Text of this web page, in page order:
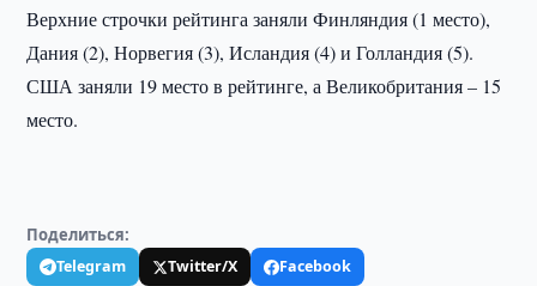
Верхние строчки рейтинга заняли Финляндия (1 место),
Дания (2), Норвегия (3), Исландия (4) и Голландия (5).
США заняли 19 место в рейтинге, а Великобритания – 15
место.
Поделиться:
Telegram Twitter/X
Facebook